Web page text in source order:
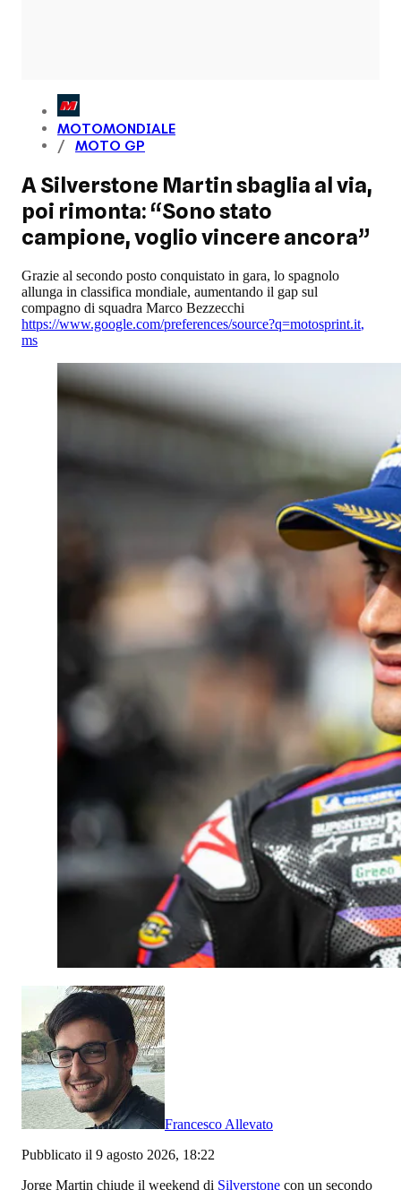
MOTOMONDIALE
MOTO GP
A Silverstone Martin sbaglia al via,
poi rimonta: “Sono stato
campione, voglio vincere ancora”
Grazie al secondo posto conquistato in gara, lo spagnolo
allunga in classifica mondiale, aumentando il gap sul
compagno di squadra Marco Bezzecchi
https://www.google.com/preferences/source?q=motosprint.it,
ms
Francesco Allevato
Pubblicato il 9 agosto 2026, 18:22
Jorge Martin chiude il weekend di Silverstone con un secondo